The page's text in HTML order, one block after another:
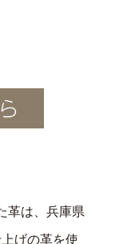
革は、兵庫県
げの革を使